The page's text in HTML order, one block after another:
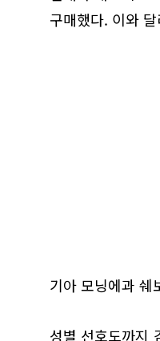
구매했다. 이와
기아 모닝에과 쉐
성별 선호도까지